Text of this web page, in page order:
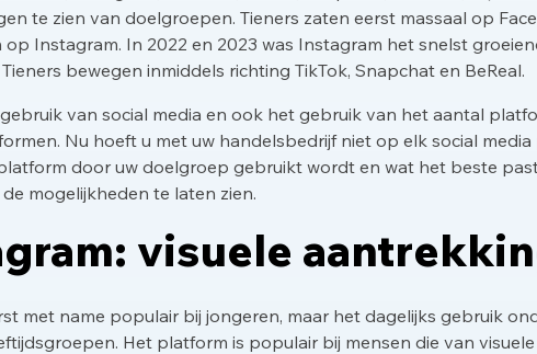
te zien van doelgroepen. Tieners zaten eerst massaal op
Instagram. In 2022 en 2023 was Instagram het snelst
Tieners bewegen inmiddels richting TikTok, Snapchat en BeReal.
van social media en ook het gebruik van het aantal
Nu hoeft u met uw handelsbedrijf niet op elk social
door uw doelgroep gebruikt wordt en wat het beste
mogelijkheden te laten zien.
visuele
met name populair bij jongeren, maar het dagelijks gebruik
Het platform is populair bij mensen die van